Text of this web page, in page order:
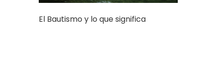
El Bautismo y lo que significa